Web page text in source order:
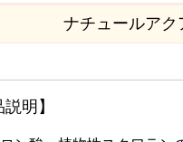
ナチュールアク
明】